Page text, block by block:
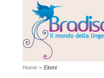
Home > Elomi